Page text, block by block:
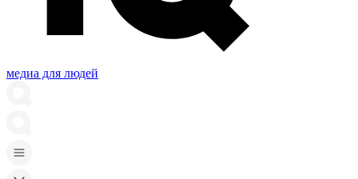
медиа для людей